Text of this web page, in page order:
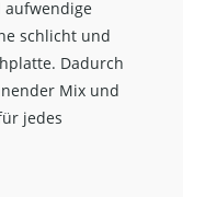
aufwendige
schlicht und
Dadurch
Mix und
jedes